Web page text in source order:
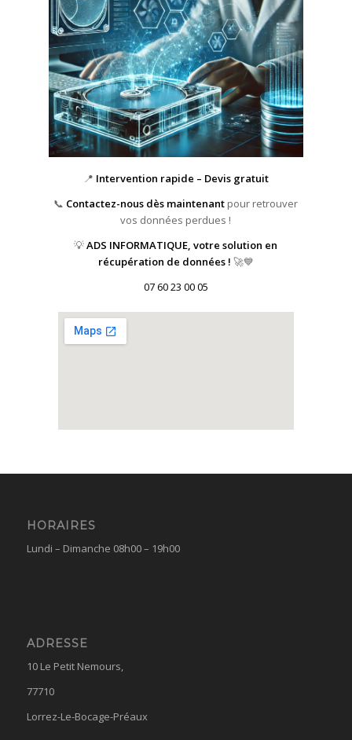
📍 Intervention rapide – Devis gratuit
📞 Contactez-nous dès maintenant pour retrouver
vos données perdues !
💡ADS INFORMATIQUE, votre solution en
récupération de données ! 🚀💙
07 60 23 00 05
HORAIRES
Lundi – Dimanche 08h00 – 19h00
ADRESSE
10 Le Petit Nemours,
77710
Lorrez-Le-Bocage-Préaux